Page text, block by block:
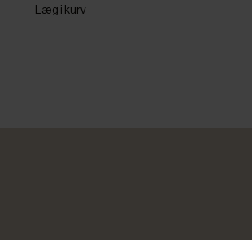
Læg i kurv